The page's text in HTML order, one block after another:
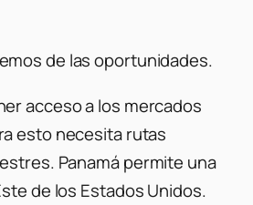
de las oportunidades.
acceso a los mercados
esto necesita rutas
Panamá permite una
de los Estados Unidos.